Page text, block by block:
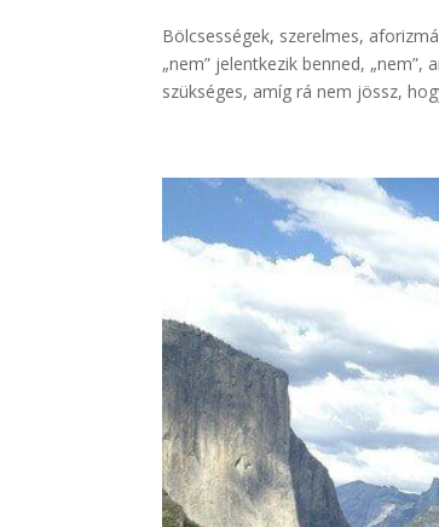
Bölcsességek, szerelmes,
„nem” jelentkezik benned,
szükséges, amíg rá nem jössz,